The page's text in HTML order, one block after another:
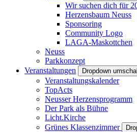
Wir suchen dich für
Herzensbaum Neuss
Sponsoring
Community Logo
LAGA-Maskottchen
Neuss
Parkkonzept
Veranstaltungen
Dropdown
Veranstaltungskalender
TopActs
Neusser Herzensprogramm
Der Park als Bühne
Licht.Kirche
Grünes Klassenzimmer